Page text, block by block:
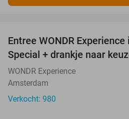
Entree WONDR
Special + drankje naar
WONDR Experience
Amsterdam
Verkocht: 980